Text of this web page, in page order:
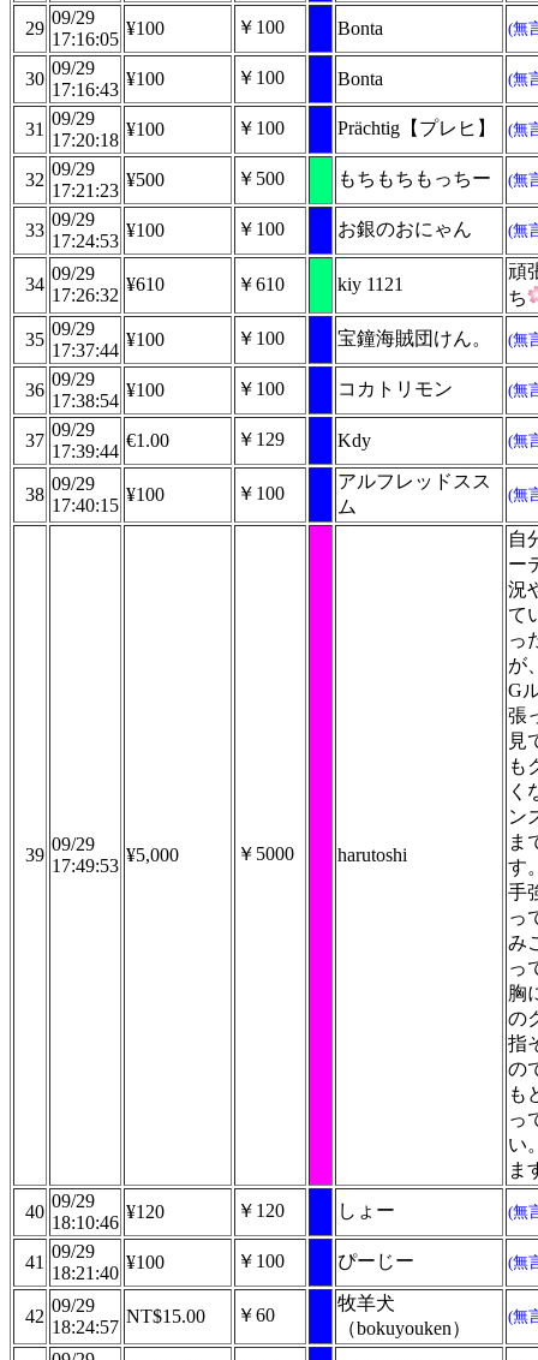
29
09/29
17:16:05
¥100 ￥100 Bonta (無
30
09/29
17:16:43
¥100 ￥100 Bonta (無
31
09/29
17:20:18
¥100 ￥100 Prächtig【プレヒ】 (無
32
09/29
17:21:23
¥500 ￥500 もちもちもっちー (無
33
09/29
17:24:53
¥100 ￥100 お銀のおにゃん (無
34
09/29
17:26:32
¥610 ￥610 kiy 1121
頑
ち
35
09/29
17:37:44
¥100 ￥100 宝鐘海賊団けん。 (無
36
09/29
17:38:54
¥100 ￥100 コカトリモン (無
37
09/29
17:39:44
€1.00 ￥129 Kdy (無
38
09/29
17:40:15
¥100 ￥100
アルフレッドスス
ム
(無
39
09/29
17:49:53
¥5,000 ￥5000 harutoshi
自
ー
況
て
っ
が
G
張
見
も
く
ン
ま
す
手
っ
み
っ
胸
の
指
の
も
っ
い
ま
40
09/29
18:10:46
¥120 ￥120 しょー (無
41
09/29
18:21:40
¥100 ￥100 ぴーじー (無
42
09/29
18:24:57
NT$15.00 ￥60
牧羊犬
（bokuyouken）
(無